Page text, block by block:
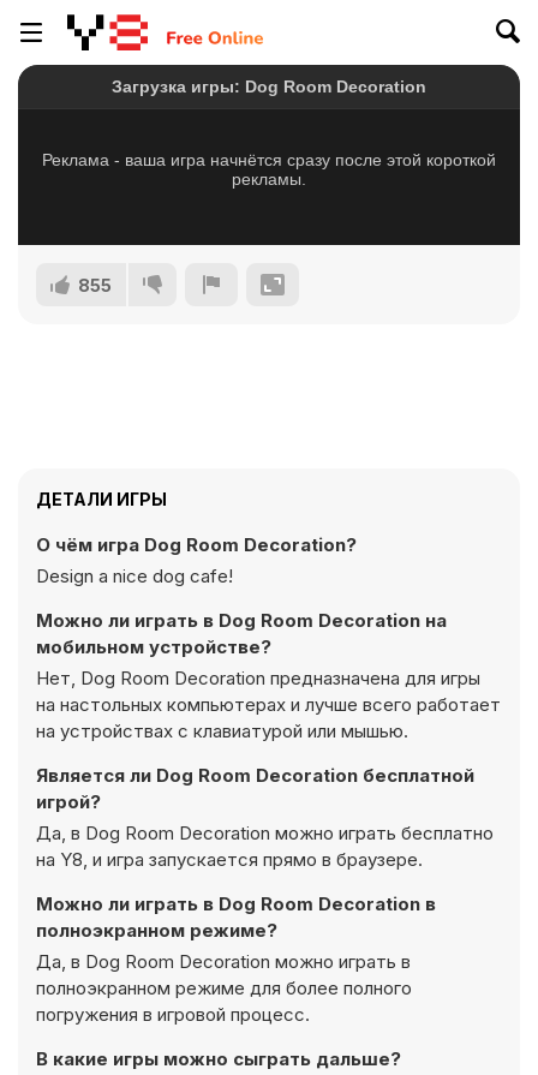
855
ДЕТАЛИ ИГРЫ
О чём игра Dog Room Decoration?
Design a nice dog cafe!
Можно ли играть в Dog Room Decoration на
мобильном устройстве?
Нет, Dog Room Decoration предназначена для игры
на настольных компьютерах и лучше всего работает
на устройствах с клавиатурой или мышью.
Является ли Dog Room Decoration бесплатной
игрой?
Да, в Dog Room Decoration можно играть бесплатно
на Y8, и игра запускается прямо в браузере.
Можно ли играть в Dog Room Decoration в
полноэкранном режиме?
Да, в Dog Room Decoration можно играть в
полноэкранном режиме для более полного
погружения в игровой процесс.
В какие игры можно сыграть дальше?